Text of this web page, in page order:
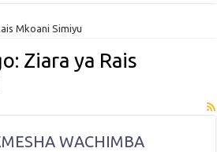
Mkoani Simiyu
Ziara ya Rais
WACHIMBA